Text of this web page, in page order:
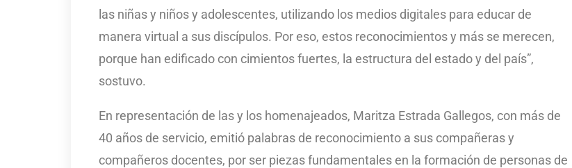
las niñas y niños y adolescentes, utilizando los medios digitales para educar de
manera virtual a sus discípulos. Por eso, estos reconocimientos y más se merecen,
porque han edificado con cimientos fuertes, la estructura del estado y del país”,
sostuvo.
En representación de las y los homenajeados, Maritza Estrada Gallegos, con más de
40 años de servicio, emitió palabras de reconocimiento a sus compañeras y
compañeros docentes, por ser piezas fundamentales en la formación de personas de